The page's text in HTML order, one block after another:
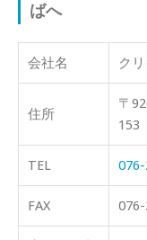
ばへ
会社名 ク
住所
〒
153
TEL
FAX